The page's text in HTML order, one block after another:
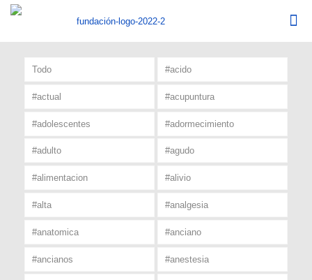
Todo #acido
#actual #acupuntura
#adolescentes #adormecimiento
#adulto #agudo
#alimentacion #alivio
#alta #analgesia
#anatomica #anciano
#ancianos #anestesia